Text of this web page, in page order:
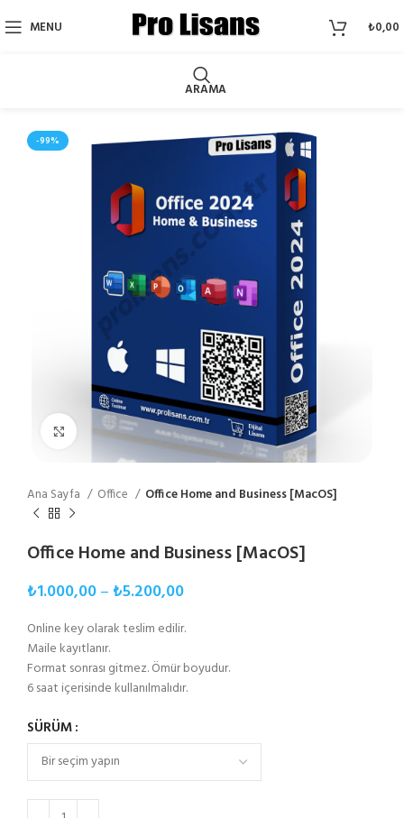
MENU ₺0,00
ARAMA
-99%
Büyütmek için tıklayın
Ana Sayfa Office Office Home and Business [MacOS]
Office Home and Business [MacOS]
₺1.000,00– ₺5.200,00
Online key olarak teslim edilir.
Maile kayıtlanır.
Format sonrası gitmez. Ömür boyudur.
6 saat içerisinde kullanılmalıdır.
SÜRÜM